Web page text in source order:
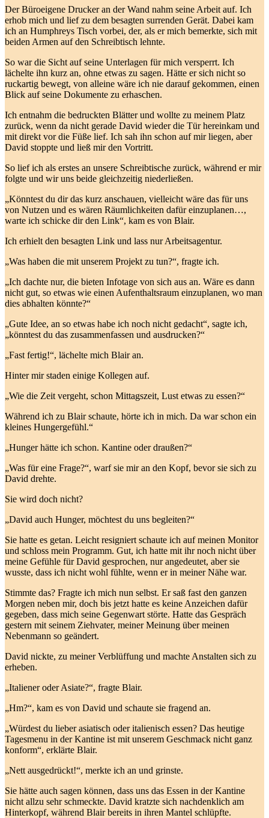
Der Büroeigene Drucker an der Wand nahm seine Arbeit auf. Ich
erhob mich und lief zu dem besagten surrenden Gerät. Dabei kam
ich an Humphreys Tisch vorbei, der, als er mich bemerkte, sich mit
beiden Armen auf den Schreibtisch lehnte.
So war die Sicht auf seine Unterlagen für mich versperrt. Ich
lächelte ihn kurz an, ohne etwas zu sagen. Hätte er sich nicht so
ruckartig bewegt, von alleine wäre ich nie darauf gekommen, einen
Blick auf seine Dokumente zu erhaschen.
Ich entnahm die bedruckten Blätter und wollte zu meinem Platz
zurück, wenn da nicht gerade David wieder die Tür hereinkam und
mit direkt vor die Füße lief. Ich sah ihn schon auf mir liegen, aber
David stoppte und ließ mir den Vortritt.
So lief ich als erstes an unsere Schreibtische zurück, während er mir
folgte und wir uns beide gleichzeitig niederließen.
„Könntest du dir das kurz anschauen, vielleicht wäre das für uns
von Nutzen und es wären Räumlichkeiten dafür einzuplanen…,
warte ich schicke dir den Link“, kam es von Blair.
Ich erhielt den besagten Link und lass nur Arbeitsagentur.
„Was haben die mit unserem Projekt zu tun?“, fragte ich.
„Ich dachte nur, die bieten Infotage von sich aus an. Wäre es dann
nicht gut, so etwas wie einen Aufenthaltsraum einzuplanen, wo man
dies abhalten könnte?“
„Gute Idee, an so etwas habe ich noch nicht gedacht“, sagte ich,
„könntest du das zusammenfassen und ausdrucken?“
„Fast fertig!“, lächelte mich Blair an.
Hinter mir staden einige Kollegen auf.
„Wie die Zeit vergeht, schon Mittagszeit, Lust etwas zu essen?“
Während ich zu Blair schaute, hörte ich in mich. Da war schon ein
kleines Hungergefühl.“
„Hunger hätte ich schon. Kantine oder draußen?“
„Was für eine Frage?“, warf sie mir an den Kopf, bevor sie sich zu
David drehte.
Sie wird doch nicht?
„David auch Hunger, möchtest du uns begleiten?“
Sie hatte es getan. Leicht resigniert schaute ich auf meinen Monitor
und schloss mein Programm. Gut, ich hatte mit ihr noch nicht über
meine Gefühle für David gesprochen, nur angedeutet, aber sie
wusste, dass ich nicht wohl fühlte, wenn er in meiner Nähe war.
Stimmte das? Fragte ich mich nun selbst. Er saß fast den ganzen
Morgen neben mir, doch bis jetzt hatte es keine Anzeichen dafür
gegeben, dass mich seine Gegenwart störte. Hatte das Gespräch
gestern mit seinem Ziehvater, meiner Meinung über meinen
Nebenmann so geändert.
David nickte, zu meiner Verblüffung und machte Anstalten sich zu
erheben.
„Italiener oder Asiate?“, fragte Blair.
„Hm?“, kam es von David und schaute sie fragend an.
„Würdest du lieber asiatisch oder italienisch essen? Das heutige
Tagesmenu in der Kantine ist mit unserem Geschmack nicht ganz
konform“, erklärte Blair.
„Nett ausgedrückt!“, merkte ich an und grinste.
Sie hätte auch sagen können, dass uns das Essen in der Kantine
nicht allzu sehr schmeckte. David kratzte sich nachdenklich am
Hinterkopf, während Blair bereits in ihren Mantel schlüpfte.